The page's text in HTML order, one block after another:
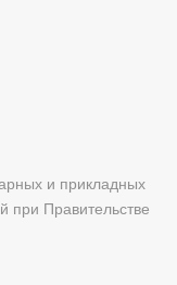
и прикладных
при Правительстве